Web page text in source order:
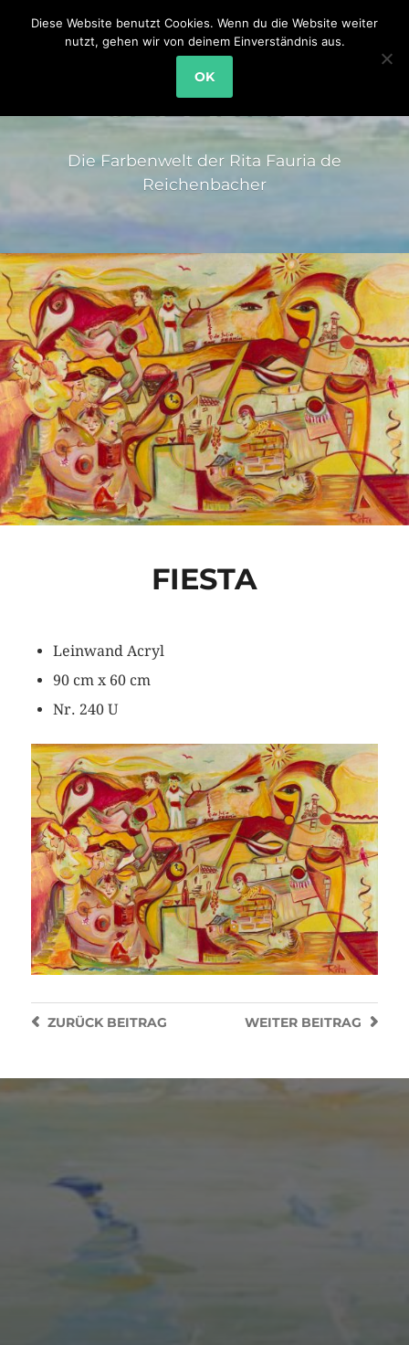
GALERITA
Die Farbenwelt der Rita Fauria de
Reichenbacher
FIESTA
Leinwand Acryl
90 cm x 60 cm
Nr. 240 U
WEITER BEITRAG
ZURÜCKBEITRAG
Diese Website benutzt Cookies. Wenn du die Website weiter
nutzt, gehen wir von deinem Einverständnis aus.
OK